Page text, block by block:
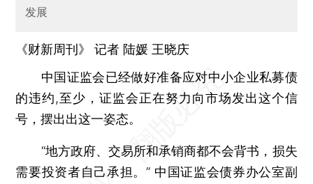
发展
《财新周刊》 记者 陆媛 王晓庆
中国证监会已经做好准备应对中小企业私募债
的违约,至少，证监会正在努力向市场发出这个信
号，摆出出这一姿态。
“地方政府、交易所和承销商都不会背书，损失
需要投资者自己承担。” 中国证监会债券办公室副